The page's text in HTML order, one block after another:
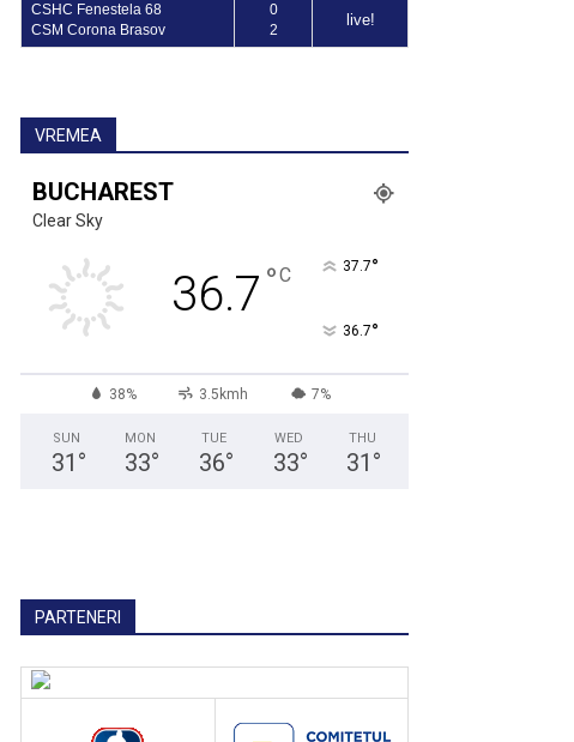
CSHC Fenestela 68
CSM Corona Brasov
0
2
live!
VREMEA
BUCHAREST
Clear Sky
36.7 °C 37.7°
36.7°
38% 3.5kmh 7%
SUN
31 °
MON
33°
TUE
36°
WED
33°
THU
31 °
PARTENERI